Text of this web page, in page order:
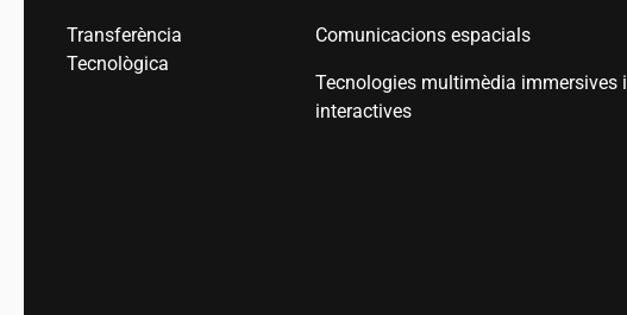
Transferència
Tecnològica
Comunicacions espacials
Tecnologies multimèdia immersives i
interactives